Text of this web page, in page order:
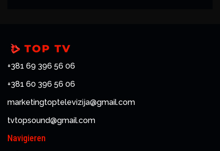
+381 69 396 56 06
+381 60 396 56 06
marketingtoptelevizija@gmail.com
tvtopsound@gmail.com
Navigieren